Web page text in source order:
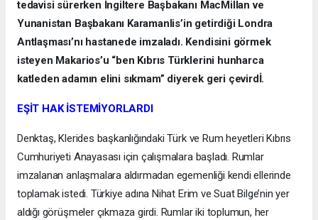
tedavisi sürerken İngiltere Başbakanı MacMillan ve
Yunanistan Başbakanı Karamanlis’in getirdiği Londra
Antlaşması’nı hastanede imzaladı. Kendisini görmek
isteyen Makarios’u “ben Kıbrıs Türklerini hunharca
katleden adamın elini sıkmam” diyerek geri çevirdİ.
EŞİT HAK İSTEMİYORLARDI
Denktaş, Klerides başkanlığındaki Türk ve Rum heyetleri Kıbrıs
Cumhuriyeti Anayasası için çalışmalara başladı. Rumlar
imzalanan anlaşmalara aldırmadan egemenliği kendi ellerinde
toplamak istedi. Türkiye adına Nihat Erim ve Suat Bilge’nin yer
aldığı görüşmeler çıkmaza girdi. Rumlar iki toplumun, her